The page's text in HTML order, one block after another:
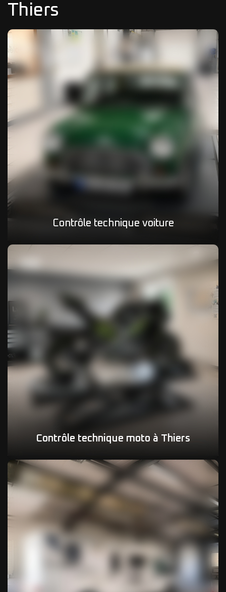
Thiers
Contrôle technique voiture
02
Contrôle technique moto à Thiers
03